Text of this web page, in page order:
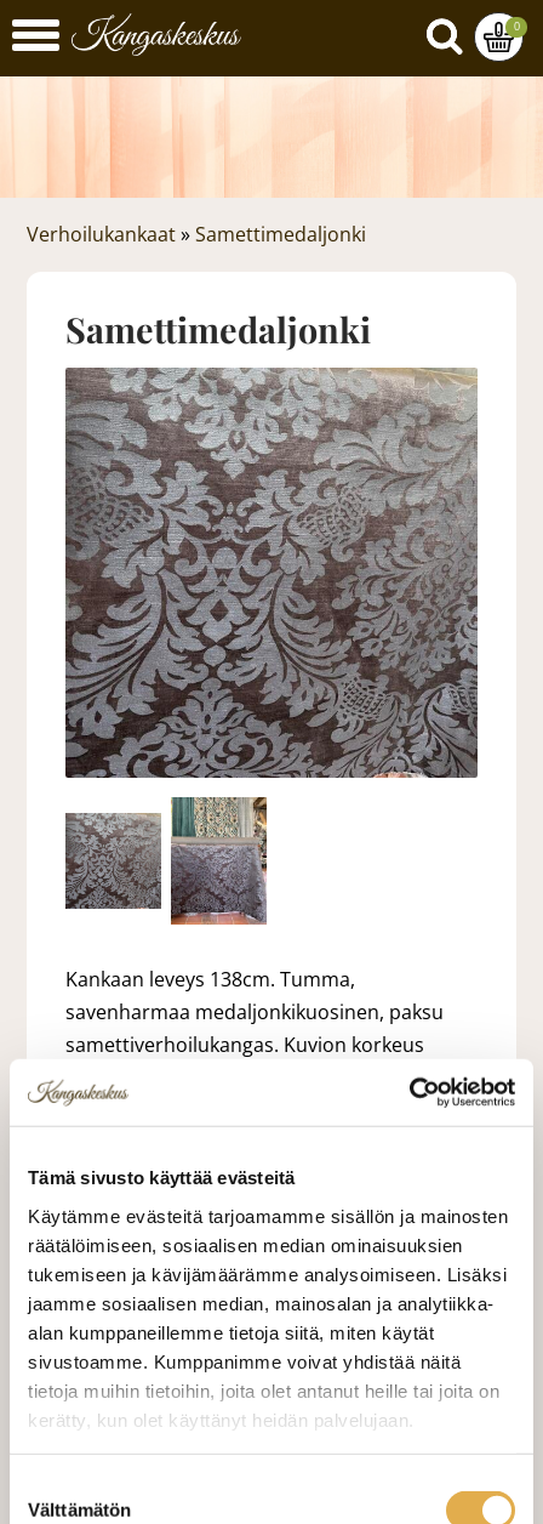
Tämä sivusto käyttää evästeitä
Käytämme evästeitä tarjoamamme sisällön ja mainosten
räätälöimiseen, sosiaalisen median ominaisuuksien
tukemiseen ja kävijämäärämme analysoimiseen. Lisäksi
jaamme sosiaalisen median, mainosalan ja analytiikka-
alan kumppaneillemme tietoja siitä, miten käytät
sivustoamme. Kumppanimme voivat yhdistää näitä
tietoja muihin tietoihin, joita olet antanut heille tai joita on
kerätty, kun olet käyttänyt heidän palvelujaan.
valinta
Välttämätön
0
Verhoilukankaat »Samettimedaljonki
Samettimedaljonki
Kankaan leveys 138cm. Tumma,
savenharmaa medaljonkikuosinen, paksu
samettiverhoilukangas. Kuvion korkeus
64cm. Kankaan leveydessä 2
medaljonkikuviota, joten Medaljonkikuvion
59,00 €
59,00 €/m
VALITSE KANKAAN PITUUS
LISÄÄ OSTOSKORIIN